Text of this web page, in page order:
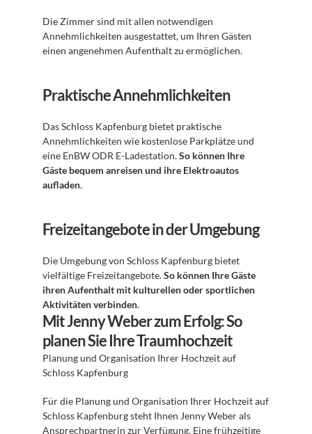
Die Zimmer sind mit allen notwendigen
Annehmlichkeiten ausgestattet, um Ihren Gästen
einen angenehmen Aufenthalt zu ermöglichen.
Praktische Annehmlichkeiten
Das Schloss Kapfenburg bietet praktische
Annehmlichkeiten wie kostenlose Parkplätze und
eine EnBW ODR E-Ladestation. So können Ihre
Gäste bequem anreisen und ihre Elektroautos
aufladen.
Freizeitangebote in der Umgebung
Die Umgebung von Schloss Kapfenburg bietet
vielfältige Freizeitangebote. So können Ihre Gäste
ihren Aufenthalt mit kulturellen oder sportlichen
Aktivitäten verbinden.
Mit Jenny Weber zum Erfolg: So
planen Sie Ihre Traumhochzeit
Planung und Organisation Ihrer Hochzeit auf
Schloss Kapfenburg
Für die Planung und Organisation Ihrer Hochzeit auf
Schloss Kapfenburg steht Ihnen Jenny Weber als
Ansprechpartnerin zur Verfügung. Eine frühzeitige